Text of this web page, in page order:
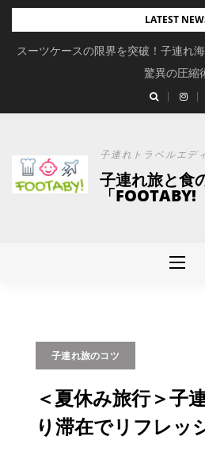
Skip
content
LATEST
スーツケースの限界を突破！子連れ
驚異の圧縮
子連れトラベルエデ
子連れ旅と食
「FOOTABY!
子連れ旅のコツ
＜夏休み旅行＞子
り滞在でリフレッ